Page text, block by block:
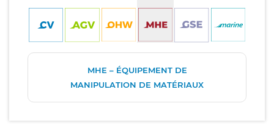
MHE – ÉQUIPEMENT DE
MANIPULATION DE MATÉRIAUX